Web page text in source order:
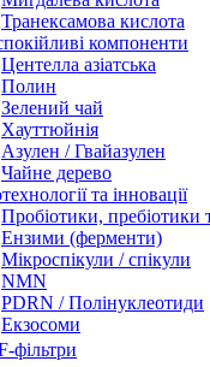
Транексамова кислота
компоненти
Центелла азіатська
Полин
Зелений чай
Хауттюйнія
Азулен / Гвайазулен
Чайне дерево
та інновації
Пробіотики, пребіотики
Ензими (ферменти)
Мікроспікули / спікули
NMN
PDRN / Полінуклеотиди
Екзосоми
фільтри